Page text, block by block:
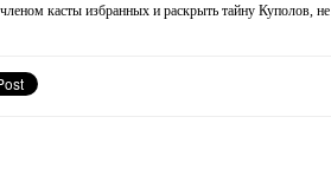
касты избранных и раскрыть тайну Куполов, не